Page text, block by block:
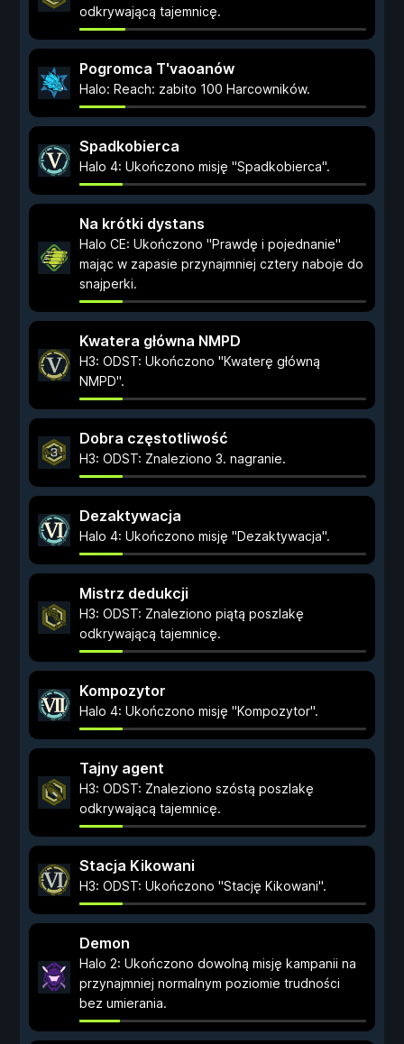
odkrywającą tajemnicę.
Pogromca T'vaoanów
Halo: Reach: zabito 100 Harcowników.
Spadkobierca
Halo 4: Ukończono misję "Spadkobierca".
Na krótki dystans
Halo CE: Ukończono "Prawdę i pojednanie"
mając w zapasie przynajmniej cztery naboje do
snajperki.
Kwatera główna NMPD
H3: ODST: Ukończono "Kwaterę główną
NMPD".
Dobra częstotliwość
H3: ODST: Znaleziono 3. nagranie.
Dezaktywacja
Halo 4: Ukończono misję "Dezaktywacja".
Mistrz dedukcji
H3: ODST: Znaleziono piątą poszlakę
odkrywającą tajemnicę.
Kompozytor
Halo 4: Ukończono misję "Kompozytor".
Tajny agent
H3: ODST: Znaleziono szóstą poszlakę
odkrywającą tajemnicę.
Stacja Kikowani
H3: ODST: Ukończono "Stację Kikowani".
Demon
Halo 2: Ukończono dowolną misję kampanii na
przynajmniej normalnym poziomie trudności
bez umierania.